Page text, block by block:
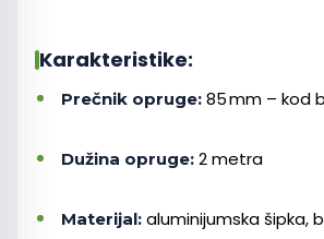
Karakteristike:
Prečnik opruge: 85 mm – kod
Dužina opruge: 2 metra
Materijal: aluminijumska šipka,